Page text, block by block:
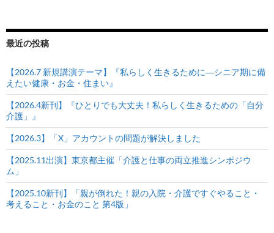
最近の投稿
【2026.7 新規講演テーマ】『私らしく生きるために―シニア期に備
えたい健康・お金・住まい』
【2026.4新刊】『ひとりでも大丈夫！私らしく生きるための「自分
介護」』
【2026.3】「X」アカウントの問題が解決しました
【2025.11出演】東京都主催「介護と仕事の両立推進シンポジウ
ム」
【2025.10新刊】「親が倒れた！親の入院・介護ですぐやること・
考えること・お金のこと 第4版」